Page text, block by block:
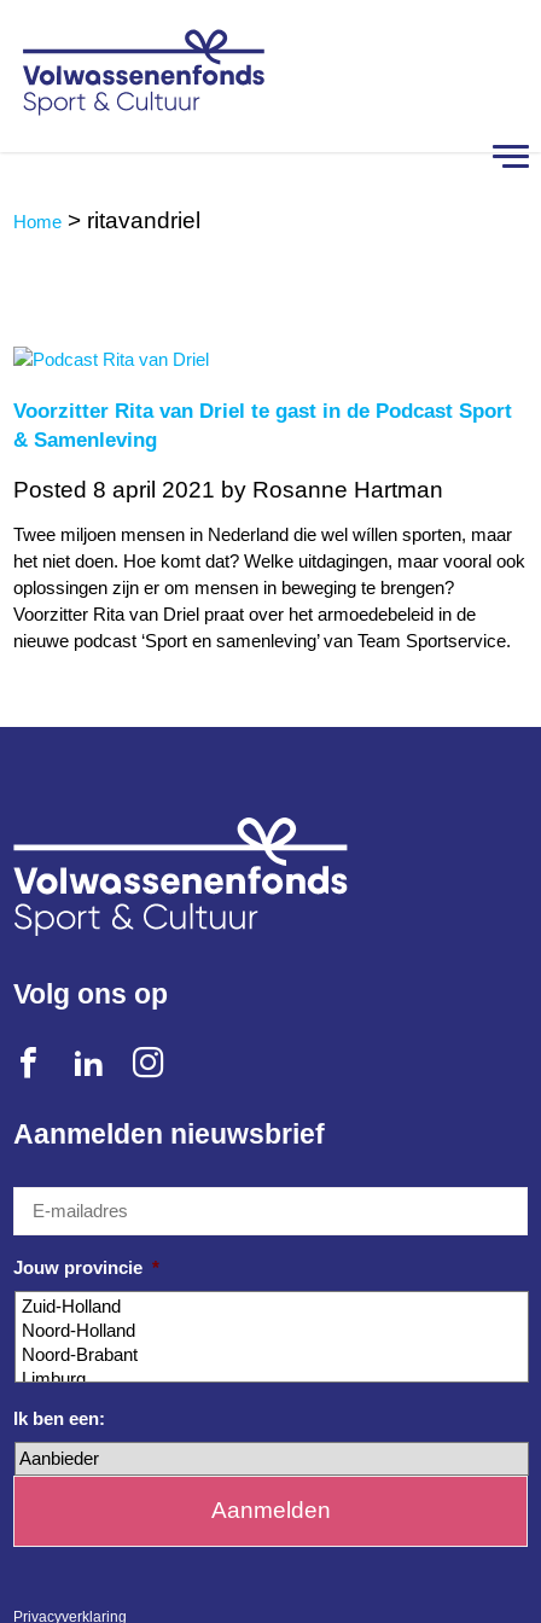
Home > ritavandriel
Voorzitter Rita van Driel te gast in de Podcast Sport
& Samenleving
Posted 8 april 2021 by Rosanne Hartman
Twee miljoen mensen in Nederland die wel wíllen sporten, maar
het niet doen. Hoe komt dat? Welke uitdagingen, maar vooral ook
oplossingen zijn er om mensen in beweging te brengen?
Voorzitter Rita van Driel praat over het armoedebeleid in de
nieuwe podcast ‘Sport en samenleving’ van Team Sportservice.
Volg ons op
Aanmelden nieuwsbrief
mailadres *
Jouw provincie *
Ik ben een:
Privacyverklaring